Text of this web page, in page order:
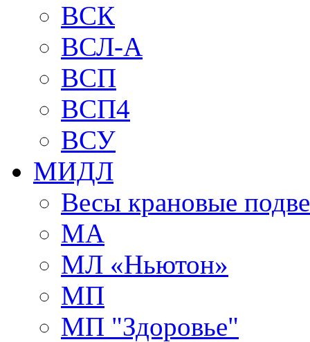
ВСК
ВСЛ-А
ВСП
ВСП4
ВСУ
МИДЛ
Весы крановые
МА
МЛ «Ньютон»
МП
МП "Здоровье"